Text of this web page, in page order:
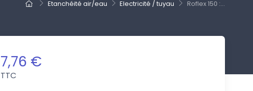
Etanchéité air/eau Electricité / tuyau Roflex 150 :...
7,76 €
TTC